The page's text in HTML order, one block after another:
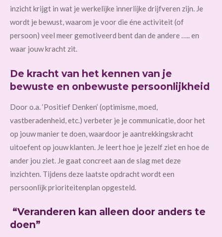
inzicht krijgt in wat je werkelijke innerlijke drijfveren zijn. Je
wordt je bewust, waarom je voor die éne activiteit (of
persoon) veel meer gemotiveerd bent dan de andere ….. en
waar jouw kracht zit.
De kracht van het kennen van je
bewuste en onbewuste persoonlijkheid
Door o.a. ‘Positief Denken’ (optimisme, moed,
vastberadenheid, etc.) verbeter je je communicatie, door het
op jouw manier te doen, waardoor je aantrekkingskracht
uitoefent op jouw klanten. Je leert hoe je jezelf ziet en hoe de
ander jou ziet. Je gaat concreet aan de slag met deze
inzichten. Tijdens deze laatste opdracht wordt een
persoonlijk prioriteitenplan opgesteld.
“Veranderen kan alleen door anders te
doen”